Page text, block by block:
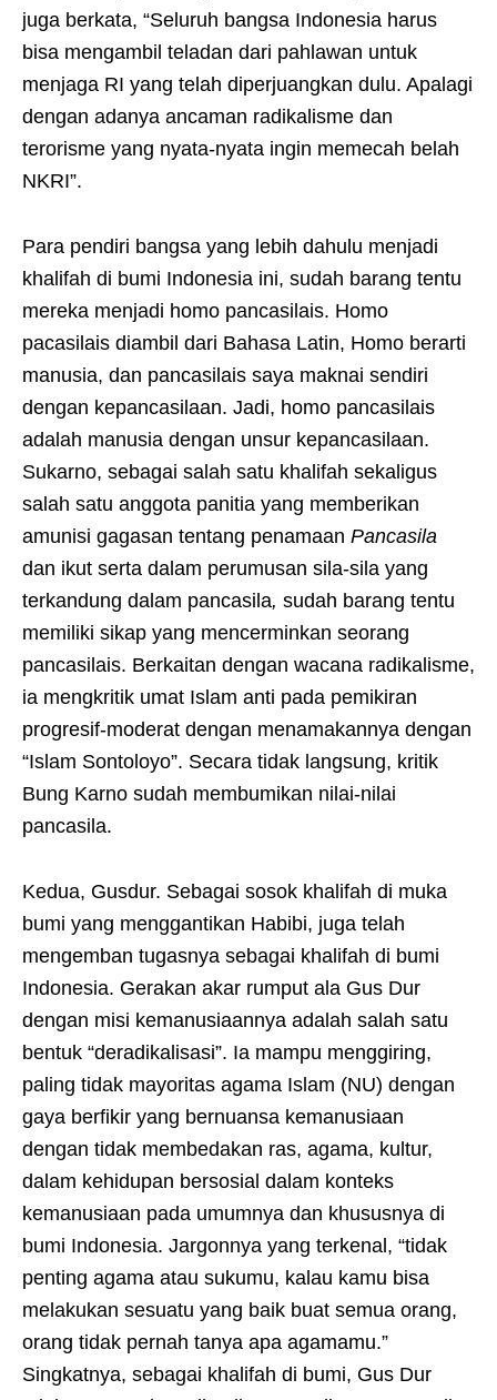
juga berkata, “Seluruh bangsa Indonesia harus
bisa mengambil teladan dari pahlawan untuk
menjaga RI yang telah diperjuangkan dulu. Apalagi
dengan adanya ancaman radikalisme dan
terorisme yang nyata-nyata ingin memecah belah
NKRI”.
Para pendiri bangsa yang lebih dahulu menjadi
khalifah di bumi Indonesia ini, sudah barang tentu
mereka menjadi homo pancasilais. Homo
pacasilais diambil dari Bahasa Latin, Homo berarti
manusia, dan pancasilais saya maknai sendiri
dengan kepancasilaan. Jadi, homo pancasilais
adalah manusia dengan unsur kepancasilaan.
Sukarno, sebagai salah satu khalifah sekaligus
salah satu anggota panitia yang memberikan
amunisi gagasan tentang penamaan Pancasila
dan ikut serta dalam perumusan sila-sila yang
terkandung dalam pancasila, sudah barang tentu
memiliki sikap yang mencerminkan seorang
pancasilais. Berkaitan dengan wacana radikalisme,
ia mengkritik umat Islam anti pada pemikiran
progresif-moderat dengan menamakannya dengan
“Islam Sontoloyo”. Secara tidak langsung, kritik
Bung Karno sudah membumikan nilai-nilai
pancasila.
Kedua, Gusdur. Sebagai sosok khalifah di muka
bumi yang menggantikan Habibi, juga telah
mengemban tugasnya sebagai khalifah di bumi
Indonesia. Gerakan akar rumput ala Gus Dur
dengan misi kemanusiaannya adalah salah satu
bentuk “deradikalisasi”. Ia mampu menggiring,
paling tidak mayoritas agama Islam (NU) dengan
gaya berfikir yang bernuansa kemanusiaan
dengan tidak membedakan ras, agama, kultur,
dalam kehidupan bersosial dalam konteks
kemanusiaan pada umumnya dan khususnya di
bumi Indonesia. Jargonnya yang terkenal, “tidak
penting agama atau sukumu, kalau kamu bisa
melakukan sesuatu yang baik buat semua orang,
orang tidak pernah tanya apa agamamu.”
Singkatnya, sebagai khalifah di bumi, Gus Dur